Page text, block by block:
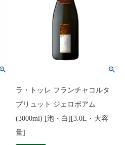
ラ・トッレ フランチャコルタ
ブリュット ジェロボアム
(3000ml) [泡・白][3.0L・大容
量]